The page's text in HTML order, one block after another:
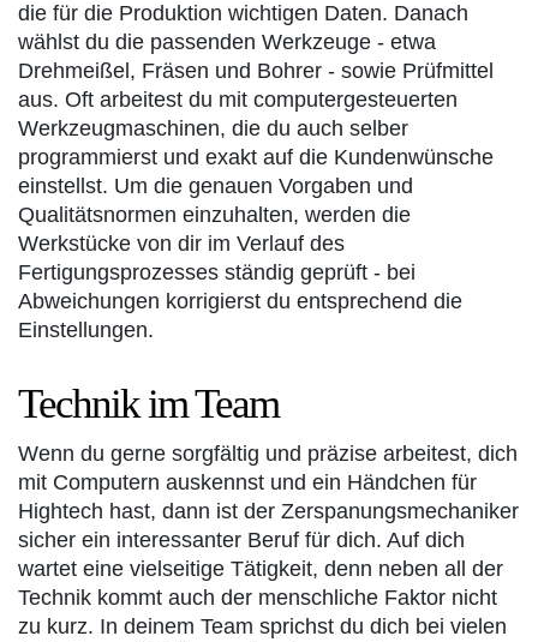
die für die Produktion wichtigen Daten. Danach
wählst du die passenden Werkzeuge - etwa
Drehmeißel, Fräsen und Bohrer - sowie Prüfmittel
aus. Oft arbeitest du mit computergesteuerten
Werkzeugmaschinen, die du auch selber
programmierst und exakt auf die Kundenwünsche
einstellst. Um die genauen Vorgaben und
Qualitätsnormen einzuhalten, werden die
Werkstücke von dir im Verlauf des
Fertigungsprozesses ständig geprüft - bei
Abweichungen korrigierst du entsprechend die
Einstellungen.
Technik im Team
Wenn du gerne sorgfältig und präzise arbeitest, dich
mit Computern auskennst und ein Händchen für
Hightech hast, dann ist der Zerspanungsmechaniker
sicher ein interessanter Beruf für dich. Auf dich
wartet eine vielseitige Tätigkeit, denn neben all der
Technik kommt auch der menschliche Faktor nicht
zu kurz. In deinem Team sprichst du dich bei vielen